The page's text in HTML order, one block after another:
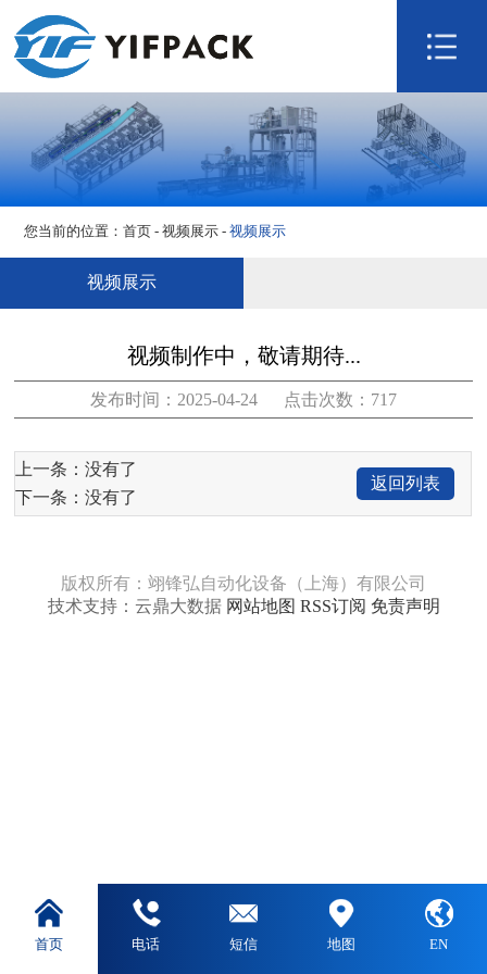
网站首页
关于我们
技术研发
视频展示
新闻资讯
联系我们
您当前的位置：首页-视频展示 -视频展示
视频展示
视频制作中，敬请期待...
发布时间：2025-04-24 点击次数：717
上一条：没有了
下一条：没有了
返回列表
版权所有：翊锋弘自动化设备（上海）有限公司
技术支持：云鼎大数据 网站地图 RSS订阅 免责声明
首页 电话 短信 地图 EN